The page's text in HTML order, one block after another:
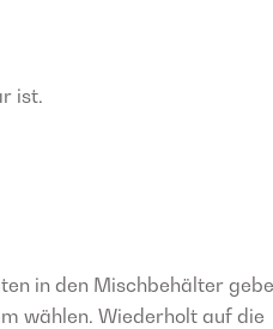
ist.
in den Mischbehälter
wählen. Wiederholt auf die